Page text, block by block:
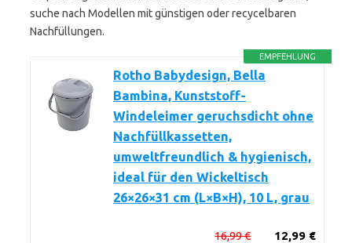
suche nach Modellen mit günstigen oder recycelbaren
Nachfüllungen.
EMPFEHLUNG
Rotho Babydesign, Bella
Bambina, Kunststoff-
Windeleimer geruchsdicht ohne
Nachfüllkassetten,
umweltfreundlich & hygienisch,
ideal für den Wickeltisch
26×26×31 cm (L×B×H), 10 L, grau
12,99 €
16,99 €